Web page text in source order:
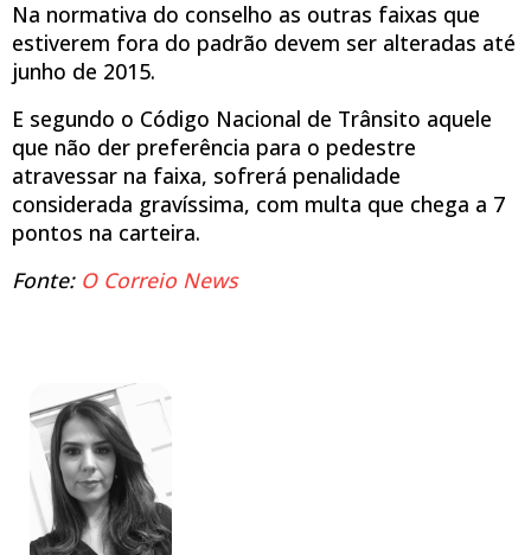
Na normativa do conselho as outras faixas que
estiverem fora do padrão devem ser alteradas até
junho de 2015.
E segundo o Código Nacional de Trânsito aquele
que não der preferência para o pedestre
atravessar na faixa, sofrerá penalidade
considerada gravíssima, com multa que chega a 7
pontos na carteira.
Fonte: O Correio News